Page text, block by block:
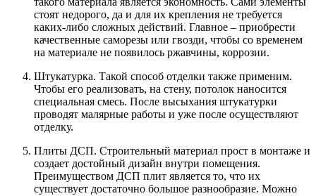
стоят недорого, да и для их крепления не требуется
каких-либо сложных действий. Главное – приобрести
качественные саморезы или гвозди, чтобы со временем
на материале не появилось ржавчины, коррозии.
Штукатурка. Такой способ отделки также применим.
Чтобы его реализовать, на стену, потолок наносится
специальная смесь. После высыхания штукатурки
проводят малярные работы и уже после осуществляют
отделку.
Плиты ДСП. Строительный материал прост в монтаже и
создает достойный дизайн внутри помещения.
Преимуществом ДСП плит является то, что их
существует достаточно большое разнообразие. Можно